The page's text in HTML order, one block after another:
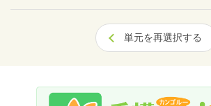
単元を再選択する